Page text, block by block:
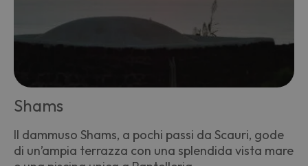
Shams
Il dammuso Shams, a pochi passi da Scauri, gode
di un’ampia terrazza con una splendida vista mare